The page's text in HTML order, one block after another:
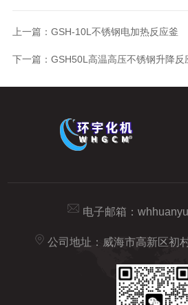
上一篇： GSH-10L不锈钢电加热反应釜
下一篇： GSH50L高温高压不锈钢升降反
电子邮箱：
公司地址：威海市高新区初